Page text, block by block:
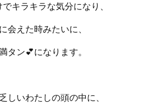
キラキラな気分になり、
会えた時みたいに、
タン💕になります。
しいわたしの頭の中に、